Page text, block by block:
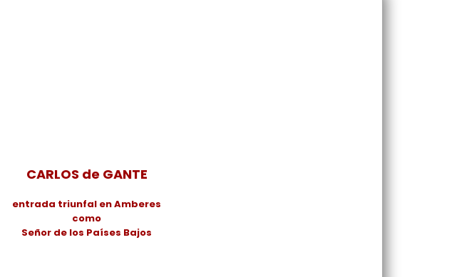
CARLOS de GANTE
entrada triunfal en Amberes
como
Señor de los Países Bajos